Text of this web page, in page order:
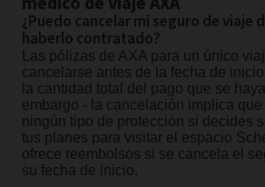
¿Puedo cancelar mi seguro de viaje
haberlo contratado?
Las pólizas de AXA para un único
cancelarse antes de la fecha de
la cantidad total del pago que se
embargo - la cancelación implica
ningún tipo de protección si decides
tus planes para visitar el espacio
ofrece reembolsos si se cancela el
su fecha de inicio.